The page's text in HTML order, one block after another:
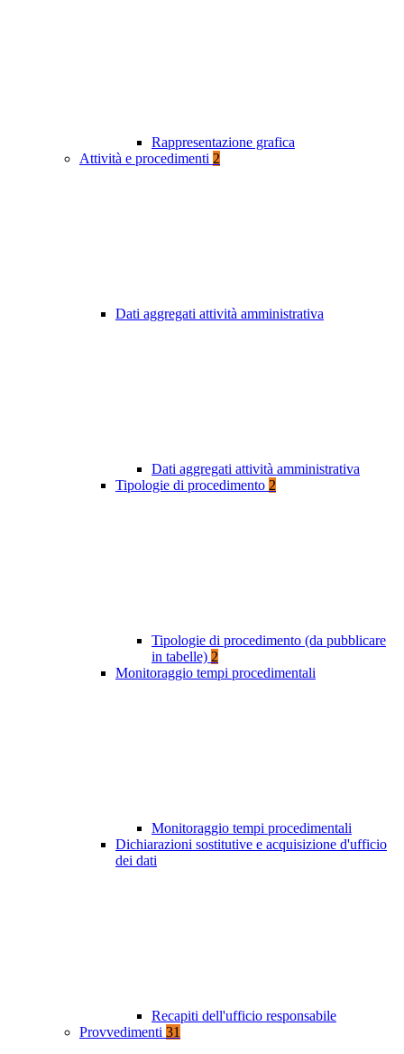
Rappresentazione grafica
Attività e procedimenti 2
Dati aggregati attività amministrativa
Dati aggregati attività amministrativa
Tipologie di procedimento 2
Tipologie di procedimento (da pubblicare
in tabelle) 2
Monitoraggio tempi procedimentali
Monitoraggio tempi procedimentali
Dichiarazioni sostitutive e acquisizione d'ufficio
dei dati
Recapiti dell'ufficio responsabile
Provvedimenti 31